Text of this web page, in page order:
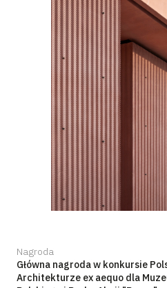
Nagroda
Główna nagroda w konkursie
Architekturze ex aequo dla